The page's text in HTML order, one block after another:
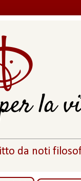
da noti